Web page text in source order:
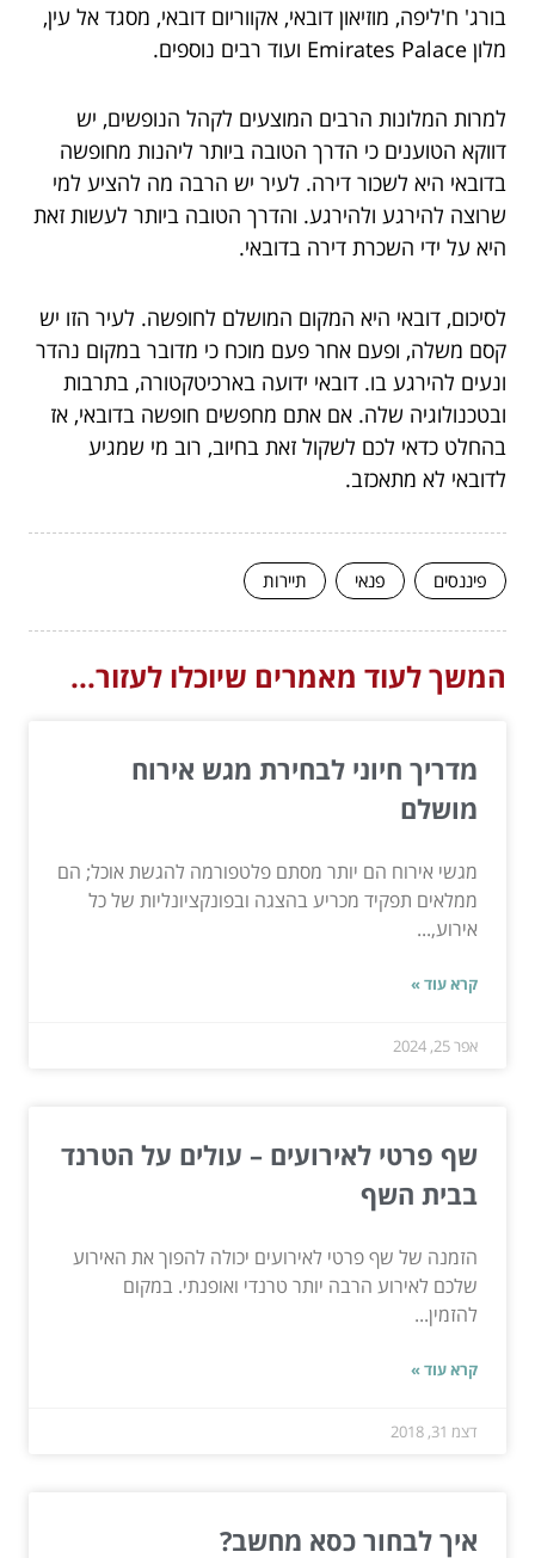
בורג' ח'ליפה, מוזיאון דובאי, אקווריום דובאי, מסגד אל עין,
מלון Emirates Palace ועוד רבים נוספים.
למרות המלונות הרבים המוצעים לקהל הנופשים, יש
דווקא הטוענים כי הדרך הטובה ביותר ליהנות מחופשה
בדובאי היא לשכור דירה. לעיר יש הרבה מה להציע למי
שרוצה להירגע ולהירגע. והדרך הטובה ביותר לעשות זאת
היא על ידי השכרת דירה בדובאי.
לסיכום, דובאי היא המקום המושלם לחופשה. לעיר הזו יש
קסם משלה, ופעם אחר פעם מוכח כי מדובר במקום נהדר
ונעים להירגע בו. דובאי ידועה בארכיטקטורה, בתרבות
ובטכנולוגיה שלה. אם אתם מחפשים חופשה בדובאי, אז
בהחלט כדאי לכם לשקול זאת בחיוב, רוב מי שמגיע
לדובאי לא מתאכזב.
פיננסים פנאי תיירות
המשך לעוד מאמרים שיוכלו לעזור...
מדריך חיוני לבחירת מגש אירוח
מושלם
מגשי אירוח הם יותר מסתם פלטפורמה להגשת אוכל; הם
ממלאים תפקיד מכריע בהצגה ובפונקציונליות של כל
אירוע,...
קרא עוד »
אפר 25, 2024
שף פרטי לאירועים – עולים על הטרנד
בבית השף
הזמנה של שף פרטי לאירועים יכולה להפוך את האירוע
שלכם לאירוע הרבה יותר טרנדי ואופנתי. במקום
להזמין...
קרא עוד »
דצמ 31, 2018
איך לבחור כסא מחשב?